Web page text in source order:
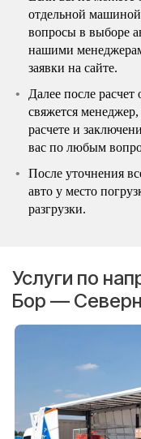
отдельной
вопросы в выборе
нашими
заявки на сайте.
Далее после
свяжется
расчете и
вас по любым
После уточнения
авто у место
разгрузки.
Услуги по
Бор —